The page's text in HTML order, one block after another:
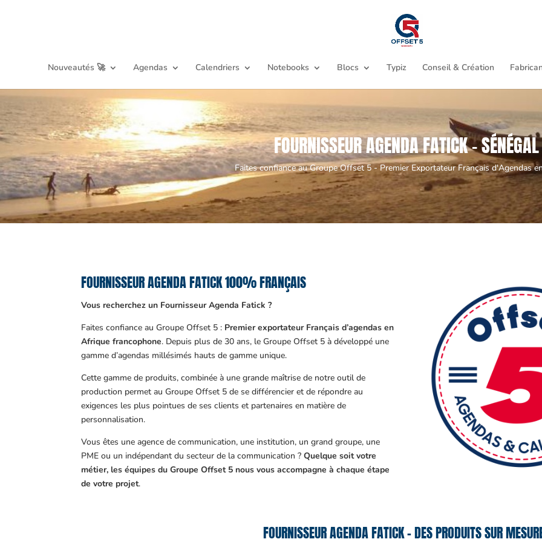
Nouveautés 🚀 Agendas Calendriers Notebooks Blocs Typiz Conseil & Création
FOURNISSEUR AGENDA FATICK - SÉNÉGAL
Faites confiance au Groupe Offset 5 - Premier Exportateur Français d'Agendas
FOURNISSEUR AGENDA FATICK 100% FRANÇAIS
Vous recherchez un Fournisseur Agenda Fatick ?
Faites confiance au Groupe Offset 5 : Premier exportateur Français d’agendas en
Afrique francophone. Depuis plus de 30 ans, le Groupe Offset 5 à développé une
gamme d’agendas millésimés hauts de gamme unique.
Cette gamme de produits, combinée à une grande maîtrise de notre outil de
production permet au Groupe Offset 5 de se différencier et de répondre au
exigences les plus pointues de ses clients et partenaires en matière de
personnalisation.
Vous êtes une agence de communication, une institution, un grand groupe, une
PME ou un indépendant du secteur de la communication ?Quelque soit votre
métier, les équipes du Groupe Offset 5 nous vous accompagne à chaque étape
de votre projet.
FOURNISSEUR AGENDA FATICK – DES PRODUITS SUR